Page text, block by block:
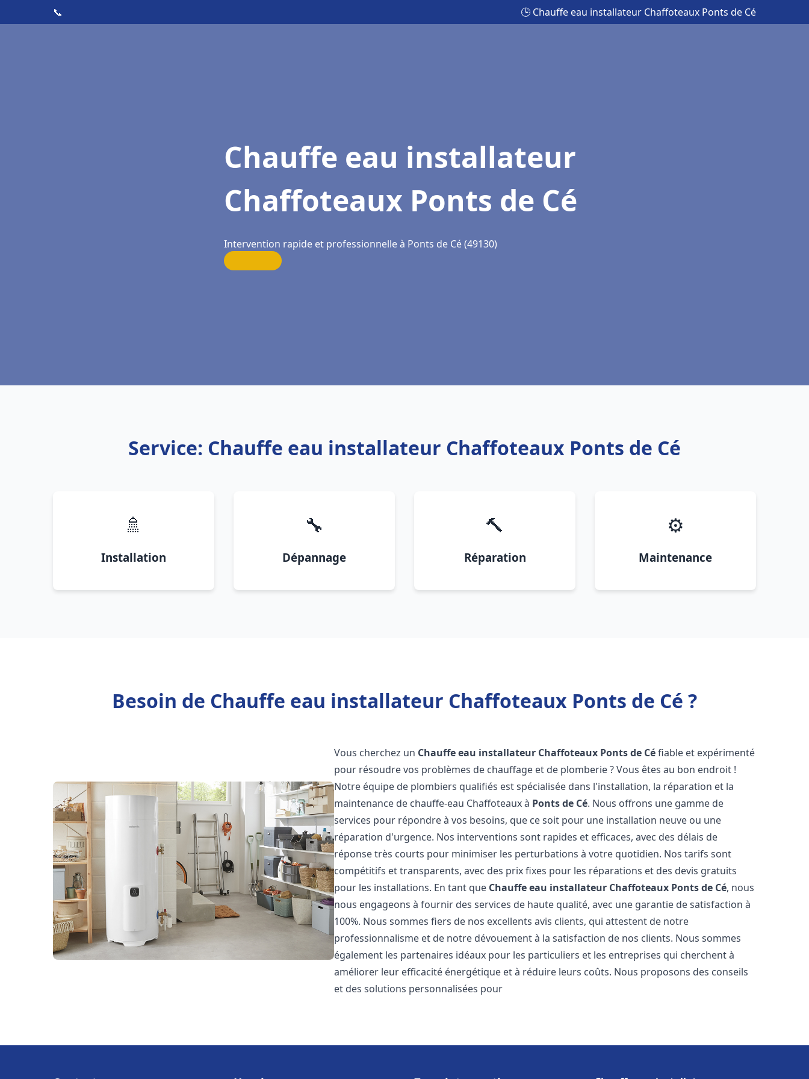
📞 🕒 Chauffe eau installateur Chaffoteaux Ponts de Cé
Chauffe eau installateur
Chaffoteaux Ponts de Cé
Intervention rapide et professionnelle à Ponts de Cé (49130)
Service: Chauffe eau installateur Chaffoteaux Ponts de Cé
🚿
Installation
🔧
Dépannage
🔨
Réparation
⚙️
Maintenance
Besoin de Chauffe eau installateur Chaffoteaux Ponts de Cé ?
Vous cherchez un Chauffe eau installateur Chaffoteaux Ponts de Céfiable et expérimenté
pour résoudre vos problèmes de chauffage et de plomberie ? Vous êtes au bon endroit !
Notre équipe de plombiers qualifiés est spécialisée dans l'installation, la réparation et la
maintenance de chauffe-eau Chaffoteaux à Ponts de Cé. Nous offrons une gamme de
services pour répondre à vos besoins, que ce soit pour une installation neuve ou une
réparation d'urgence. Nos interventions sont rapides et efficaces, avec des délais de
réponse très courts pour minimiser les perturbations à votre quotidien. Nos tarifs sont
compétitifs et transparents, avec des prix fixes pour les réparations et des devis gratuits
pour les installations. En tant que Chauffe eau installateur Chaffoteaux Ponts de Cé, nous
nous engageons à fournir des services de haute qualité, avec une garantie de satisfaction à
100%. Nous sommes fiers de nos excellents avis clients, qui attestent de notre
professionnalisme et de notre dévouement à la satisfaction de nos clients. Nous sommes
également les partenaires idéaux pour les particuliers et les entreprises qui cherchent à
améliorer leur efficacité énergétique et à réduire leurs coûts. Nous proposons des conseils
et des solutions personnalisées pour